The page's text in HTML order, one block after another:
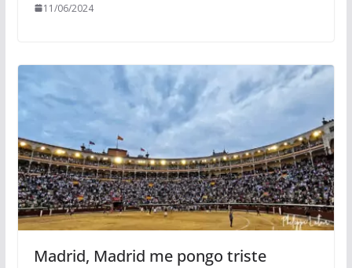
11/06/2024
Madrid, Madrid me pongo triste